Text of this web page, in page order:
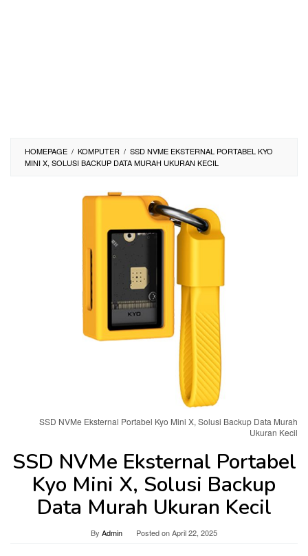
HOMEPAGE / KOMPUTER / SSD NVME EKSTERNAL PORTABEL KYO
MINI X, SOLUSI BACKUP DATA MURAH UKURAN KECIL
SSD NVMe Eksternal Portabel Kyo Mini X, Solusi Backup Data Murah
Ukuran Kecil
SSD NVMe Eksternal Portabel
Kyo Mini X, Solusi Backup
Data Murah Ukuran Kecil
By Admin Posted onApril 22, 2025